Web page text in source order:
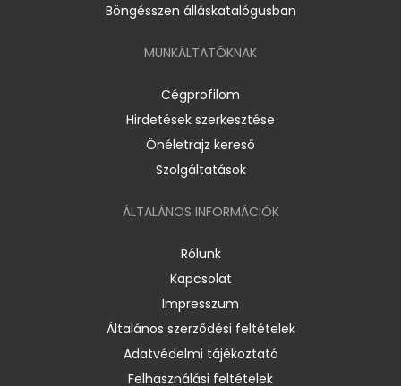
Böngésszen álláskatalógusban
MUNKÁLTATÓKNAK
Cégprofilom
Hirdetések szerkesztése
Önéletrajz kereső
Szolgáltatások
ÁLTALÁNOS INFORMÁCIÓK
Rólunk
Kapcsolat
Impresszum
Általános szerződési feltételek
Adatvédelmi tájékoztató
Felhasználási feltételek